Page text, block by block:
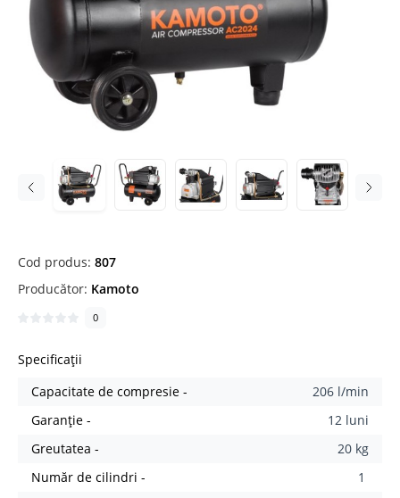
Cod produs: 807
Producător: Kamoto
0
Specificații
Capacitate de compresie -
206 l/min
Garanție -
12 luni
Greutatea -
20 kg
Număr de cilindri -
1